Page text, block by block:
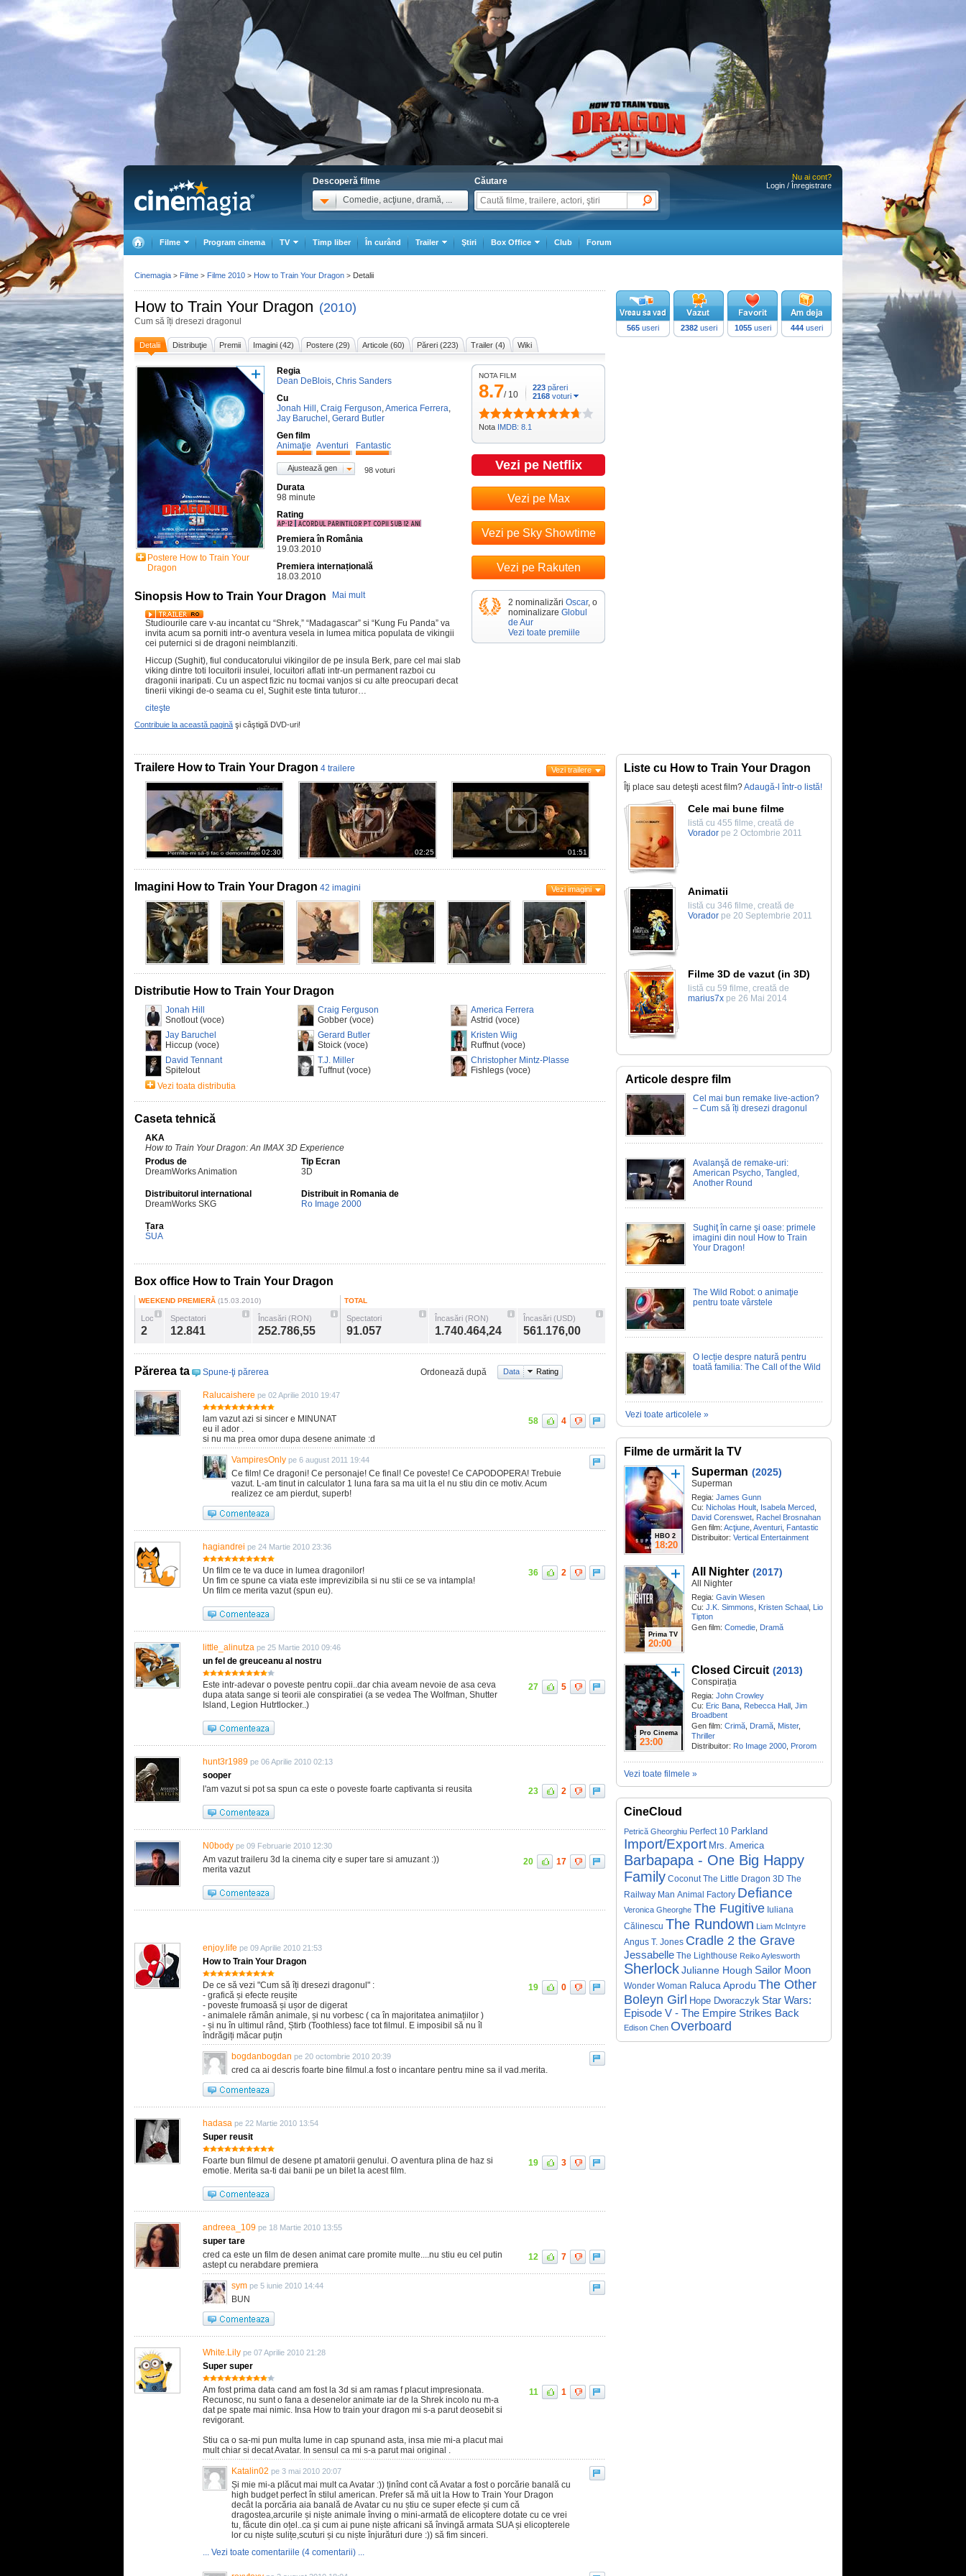
Descoperă filme
Comedie, acţiune, dramă, ...
Căutare
Nu ai cont?
Login / Înregistrare
Filme Program cinema TV Timp liber În curând Trailer Ştiri Box Office Club Forum
How to Train Your Dragon (2010)
Cum să îți dresezi dragonul
Detalii Distribuţie Premii Imagini (42) Postere (29) Articole (60) Păreri (223) Trailer (4) Wiki
Postere How to Train Your
Dragon
Regia
Dean DeBlois, Chris Sanders
Cu
Jonah Hill , Craig Ferguson,America Ferrera,
Jay Baruchel , Gerard Butler
Gen film
Animaţie Aventuri Fantastic
Ajustează gen 98 voturi
Durata
98 minute
Rating
Premiera în România
19.03.2010
Premiera internațională
18.03.2010
Sinopsis How to Train Your Dragon Mai mult
Studiourile care v-au incantat cu “Shrek,” “Madagascar” si “Kung Fu Panda” va
invita acum sa porniti intr-o aventura vesela in lumea mitica populata de vikingii
cei puternici si de dragoni neimblanziti.
Hiccup (Sughit), fiul conducatorului vikingilor de pe insula Berk, pare cel mai slab
viking dintre toti locuitorii insulei, locuitori aflati intr-un permanent razboi cu
dragonii inaripati. Cu un aspect fizic nu tocmai vanjos si cu alte preocupari decat
tinerii vikingi de-o seama cu el, Sughit este tinta tuturor…
citeşte
Contribuie la această pagină şi câştigă DVD-uri!
NOTA FILM
8.7/ 10
223 păreri
2168 voturi
Nota IMDB: 8.1
Vezi pe Netflix
Vezi pe Max
Vezi pe Sky Showtime
Vezi pe Rakuten
2 nominalizări Oscar, o
nominalizare Globul
de Aur
Vezi toate premiile
565 useri 2382useri 1055useri 444useri
Trailere How to Train Your Dragon 4 trailere Vezi trailere
02:30 02:25 01:51
Imagini How to Train Your Dragon 42 imagini Vezi imagini
Distributie How to Train Your Dragon
Jonah Hill
Snotlout (voce)
Craig Ferguson
Gobber (voce)
America Ferrera
Astrid (voce)
Jay Baruchel
Hiccup (voce)
Gerard Butler
Stoick (voce)
Kristen Wiig
Ruffnut (voce)
David Tennant
Spitelout
T.J. Miller
Tuffnut (voce)
Christopher Mintz-Plasse
Fishlegs (voce)
Vezi toata distributia
Caseta tehnică
AKA
How to Train Your Dragon: An IMAX 3D Experience
Produs de
DreamWorks Animation
Tip Ecran
3D
Distribuitorul international
DreamWorks SKG
Distribuit in Romania de
Ro Image 2000
Țara
SUA
Box office How to Train Your Dragon
WEEKEND PREMIERĂ (15.03.2010)
Loc
2
Spectatori
12.841
Încasări (RON)
252.786,55
TOTAL
Spectatori
91.057
Încasări (RON)
1.740.464,24
Încasări (USD)
561.176,00
Părerea ta Spune-ţi părerea Ordonează după Data Rating
Ralucaishere pe 02 Aprilie 2010 19:47
lam vazut azi si sincer e MINUNAT
eu il ador .
si nu ma prea omor dupa desene animate :d
58 4
VampiresOnly pe 6 august 2011 19:44
Ce film! Ce dragoni! Ce personaje! Ce final! Ce poveste! Ce CAPODOPERA! Trebuie
vazut. L-am tinut in calculator 1 luna fara sa ma uit la el nu stiu din ce motiv. Acum
realizez ce am pierdut, superb!
hagiandrei pe 24 Martie 2010 23:36
Un film ce te va duce in lumea dragonilor!
Un fim ce spune ca viata este imprevizibila si nu stii ce se va intampla!
Un film ce merita vazut (spun eu).
36 2
little_alinutza pe 25 Martie 2010 09:46
un fel de greuceanu al nostru
Este intr-adevar o poveste pentru copii..dar chia aveam nevoie de asa ceva
dupa atata sange si teorii ale conspiratiei (a se vedea The Wolfman, Shutter
Island, Legion Hutrtlocker..)
27 5
hunt3r1989 pe 06 Aprilie 2010 02:13
sooper
l'am vazut si pot sa spun ca este o poveste foarte captivanta si reusita
23 2
N0body pe 09 Februarie 2010 12:30
Am vazut traileru 3d la cinema city e super tare si amuzant :))
merita vazut
20 17
enjoy.life pe 09 Aprilie 2010 21:53
How to Train Your Dragon
De ce să vezi "Cum să îți dresezi dragonul" :
- grafică și efecte reușite
- poveste frumoasă și ușor de digerat
- animalele rămân animale, și nu vorbesc ( ca în majoritatea animațiilor )
- și nu în ultimul rând, Știrb (Toothless) face tot filmul. E imposibil să nu îl
îndrăgiți măcar puțin
19 0
bogdanbogdan pe 20 octombrie 2010 20:39
cred ca ai descris foarte bine filmul.a fost o incantare pentru mine sa il vad.merita.
hadasa pe 22 Martie 2010 13:54
Super reusit
Foarte bun filmul de desene pt amatorii genului. O aventura plina de haz si
emotie. Merita sa-ti dai banii pe un bilet la acest film.
19 3
andreea_109 pe 18 Martie 2010 13:55
super tare
cred ca este un film de desen animat care promite multe....nu stiu eu cel putin
astept cu nerabdare premiera
12 7
sym pe 5 iunie 2010 14:44
BUN
White.Lily pe 07 Aprilie 2010 21:28
Super super
Am fost prima data cand am fost la 3d si am ramas f placut impresionata.
Recunosc, nu sunt o fana a desenelor animate iar de la Shrek incolo nu m-a
dat pe spate mai nimic. Insa How to train your dragon mi s-a parut deosebit si
revigorant.
Stiu ca o sa-mi pun multa lume in cap spunand asta, insa mie mi-a placut mai
mult chiar si decat Avatar. In sensul ca mi s-a parut mai original .
11 1
Katalin02 pe 3 mai 2010 20:07
Și mie mi-a plăcut mai mult ca Avatar :)) ținînd cont că Avatar a fost o porcărie banală cu
high budget perfect în stilul american. Prefer să mă uit la How to Train Your Dragon
decât la porcăria aia banală de Avatar cu nu știu ce super efecte și cum că
dragostea,arcurile și niște animale înving o mini-armată de elicoptere dotate cu ce vrei
tu, făcute din oțel..ca și cum ai pune niște africani să învingă armata SUA și elicopterele
lor cu niște sulițe,scuturi și cu niște înjurături dure :)) să fim sinceri.
... Vezi toate comentariile (4 comentarii) ...
Liste cu How to Train Your Dragon
Îţi place sau deteşti acest film?Adaugă-l într-o listă!
Cele mai bune filme
listă cu 455 filme, creată de
Vorador pe 2 Octombrie 2011
Animatii
listă cu 346 filme, creată de
Vorador pe 20 Septembrie 2011
Filme 3D de vazut (in 3D)
listă cu 59 filme, creată de
marius7x pe 26 Mai 2014
Articole despre film
Cel mai bun remake live-action?
– Cum să îți dresezi dragonul
Avalanşă de remake-uri:
American Psycho, Tangled,
Another Round
Sughiţ în carne şi oase: primele
imagini din noul How to Train
Your Dragon!
The Wild Robot: o animaţie
pentru toate vârstele
O lecție despre natură pentru
toată familia: The Call of the Wild
Vezi toate articolele »
Filme de urmărit la TV
HBO 2
18:20
Superman (2025)
Superman
Regia: James Gunn
Cu: Nicholas Hoult Isabela Merced
David Corenswet, Rachel Brosnahan
Gen film: Acţiune Aventuri Fantastic
Distribuitor: Vertical Entertainment
Prima TV
20:00
All Nighter (2017)
All Nighter
Regia: Gavin Wiesen
Cu: J.K. Simmons Kristen Schaal Lio
Tipton
Gen film: Comedie Dramă
Pro Cinema
23:00
Closed Circuit (2013)
Conspirația
Regia: John Crowley
Cu: Eric Bana Rebecca Hall Jim
Broadbent
Gen film: Crimă Dramă Mister,
Thriller
Distribuitor: Ro Image 2000 Prorom
Vezi toate filmele »
CineCloud
Petrică Gheorghiu Perfect 10 Parkland
Import/Export Mrs. America
Barbapapa - One Big Happy
Family Coconut The Little Dragon 3D The
Railway Man Animal Factory Defiance
Veronica Gheorghe The Fugitive Iuliana
Călinescu The Rundown Liam McIntyre
Angus T. Jones Cradle 2 the Grave
Jessabelle The Lighthouse Reiko Aylesworth
SherlockJulianne Hough Sailor Moon
Wonder Woman Raluca Aprodu The Other
Boleyn Girl Hope Dworaczyk Star Wars:
Episode V - The Empire Strikes Back
Edison Chen Overboard
Cinemagia > Filme > Filme 2010 > How to Train Your Dragon > Detalii